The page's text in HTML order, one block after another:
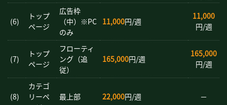
(6)
トップ
ページ
広告枠
（中）※PC
のみ
11,000円/週
11,000
円/週
(7)
トップ
ページ
フローティ
ング（追
従）
165,000円/週
165,000
円/週
(8)
カテゴ
リーペ
最上部 22,000円/週 －